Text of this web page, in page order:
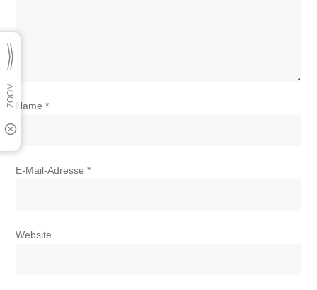
Name*
E-Mail-Adresse*
Website